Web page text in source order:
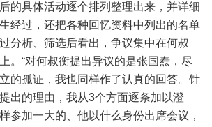
的具体活动逐个排列整理出来，并详细
经过，还把各种回忆资料中列出的名单
分析、筛选后看出，争议集中在何叔
。“对何叔衡提出异议的是张国焘，尽
的孤证，我也同样作了认真的回答。针
出的理由，我从3个方面逐条加以澄
参加一大的、他以什么身份出席会议，